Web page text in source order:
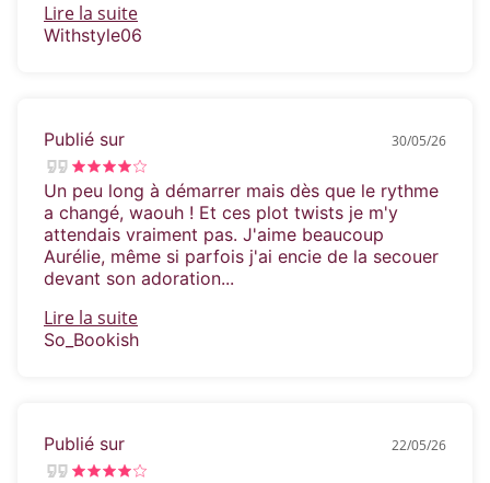
Lire la suite
Withstyle06
Publié sur 30/05/26
Un peu long à démarrer mais dès que le rythme
a changé, waouh ! Et ces plot twists je m'y
attendais vraiment pas. J'aime beaucoup
Aurélie, même si parfois j'ai encie de la secouer
devant son adoration...
Lire la suite
So_Bookish
Publié sur 22/05/26